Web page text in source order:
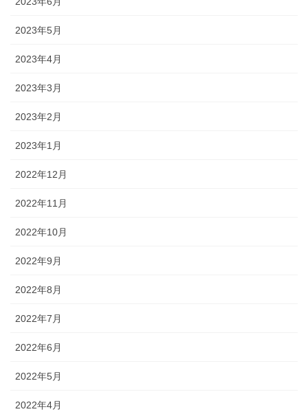
2023年5月
2023年4月
2023年3月
2023年2月
2023年1月
2022年12月
2022年11月
2022年10月
2022年9月
2022年8月
2022年7月
2022年6月
2022年5月
2022年4月